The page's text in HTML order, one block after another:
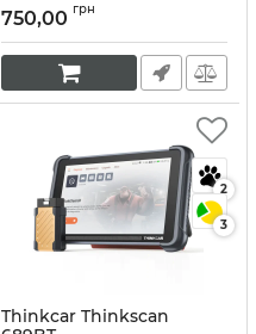
Артикул:10252
750,00 грн
2
3
Thinkcar Thinkscan